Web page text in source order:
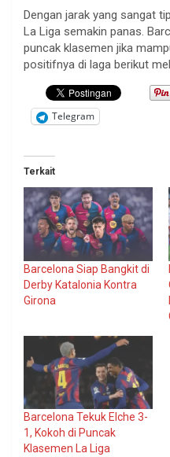
Dengan jarak yang sangat
La Liga semakin panas.
puncak klasemen jika
positifnya di laga berikut
Telegram
Terkait
Barcelona Siap Bangkit di
Derby Katalonia Kontra
Girona
Barcelona Tekuk Elche 3-
1, Kokoh di Puncak
Klasemen La Liga